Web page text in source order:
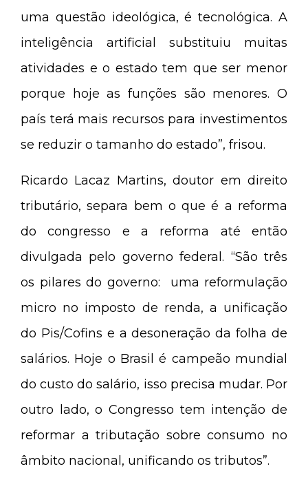
uma questão ideológica, é tecnológica. A
inteligência artificial substituiu muitas
atividades e o estado tem que ser menor
porque hoje as funções são menores. O
país terá mais recursos para investimentos
se reduzir o tamanho do estado”, frisou.
Ricardo Lacaz Martins, doutor em direito
tributário, separa bem o que é a reforma
do congresso e a reforma até então
divulgada pelo governo federal. “São três
os pilares do governo: uma reformulação
micro no imposto de renda, a unificação
do Pis/Cofins e a desoneração da folha de
salários. Hoje o Brasil é campeão mundial
do custo do salário, isso precisa mudar. Por
outro lado, o Congresso tem intenção de
reformar a tributação sobre consumo no
âmbito nacional, unificando os tributos”.